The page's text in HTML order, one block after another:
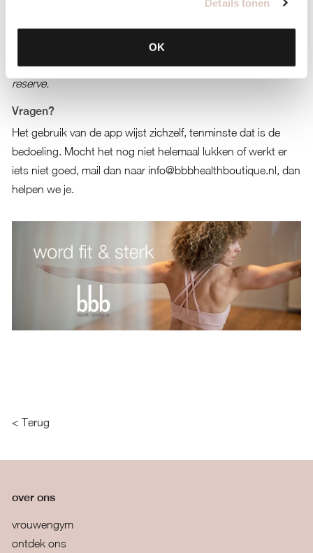
Details tonen
OK
en kunnen de plek definitief reserveren in de webapp. De
plek is voor degene die het eerst de spot claimt.
Good to know: bijna alle reserves worden uiteindelijk echte
plekken. Dus het heeft écht zin om jezelf op te geven als
reserve.
Vragen?
Het gebruik van de app wijst zichzelf, tenminste dat is de
bedoeling. Mocht het nog niet helemaal lukken of werkt er
iets niet goed, mail dan naar info@bbbhealthboutique.nl , dan
helpen we je.
< Terug
over ons
vrouwengym
ontdek ons